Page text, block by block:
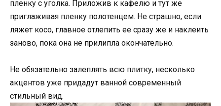
пленку с уголка. Приложив к кафелю и тут же
приглаживая пленку полотенцем. Не страшно, если
ляжет косо, главное отлепить ее сразу же и наклеить
заново, пока она не прилипла окончательно.
Не обязательно залеплять всю плитку, несколько
акцентов уже придадут ванной современный
стильный вид.